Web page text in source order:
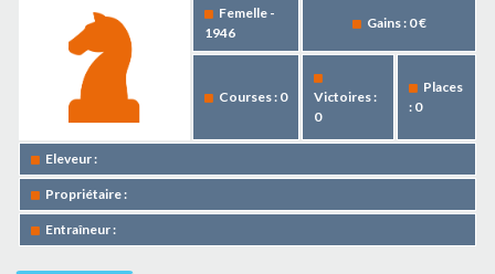
Femelle -
1946
Gains : 0 €
Courses : 0
Victoires :
0
Places
: 0
Eleveur :
Propriétaire :
Entraîneur :